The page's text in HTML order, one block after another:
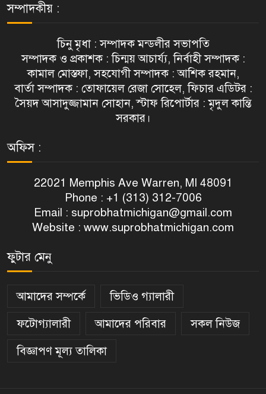
জুলাই শহীদদের প্রত্যাশা পূরণ হয়নি:
জামায়াত আমির
ভঙ্গুর রাষ্ট্রব্যবস্থা পেয়েছি, পুনর্গঠনে
সময় লাগবে: প্রধানমন্ত্রী
১০
১১
প্রধানমন্ত্রী তারেক রহমানের সঙ্গে
ইউএস প্যাসিফিক ফ্লিট কমান্ডারের
বৈঠক
১৩
করা হয়েছিল : মিফতাহ সিদ্দিকী
১৪
সম্পাদকীয় :
চিনু মৃধা : সম্পাদক মন্ডলীর সভাপতি
সম্পাদক ও প্রকাশক : চিন্ময় আচার্য্য, নির্বাহী সম্পাদক :
কামাল মোস্তফা, সহযোগী সম্পাদক : আশিক রহমান,
বার্তা সম্পাদক : তোফায়েল রেজা সোহেল, ফিচার এডিটর :
সৈয়দ আসাদুজ্জামান সোহান, স্টাফ রিপোর্টার : মৃদুল কান্তি
সরকার।
অফিস :
22021 Memphis Ave Warren, MI 48091
Phone : +1 (313) 312-7006
Email : suprobhatmichigan@gmail.com
Website : www.suprobhatmichigan.com
ফুটার মেনু
আমাদের সম্পর্কে
ভিডিও গ্যালারী
ফটোগ্যালারী
আমাদের পরিবার
সকল নিউজ
বিজ্ঞাপণ মূল্য তালিকা